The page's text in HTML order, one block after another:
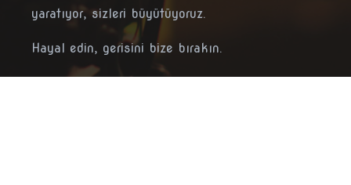
yaratıyor, sizleri büyütüyoruz.
Hayal edin, gerisini bize bırakın.